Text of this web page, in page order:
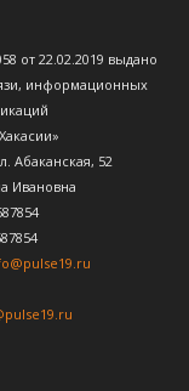
от 22.02.2019 выдано
информационных
Абаканская, 52
Ивановна